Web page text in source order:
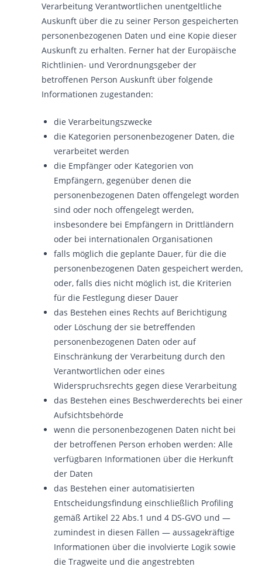
Verarbeitung Verantwortlichen unentgeltliche
Auskunft über die zu seiner Person gespeicherten
personenbezogenen Daten und eine Kopie dieser
Auskunft zu erhalten. Ferner hat der Europäische
Richtlinien- und Verordnungsgeber der
betroffenen Person Auskunft über folgende
Informationen zugestanden:
die Verarbeitungszwecke
die Kategorien personenbezogener Daten, die
verarbeitet werden
die Empfänger oder Kategorien von
Empfängern, gegenüber denen die
personenbezogenen Daten offengelegt worden
sind oder noch offengelegt werden,
insbesondere bei Empfängern in Drittländern
oder bei internationalen Organisationen
falls möglich die geplante Dauer, für die die
personenbezogenen Daten gespeichert werden,
oder, falls dies nicht möglich ist, die Kriterien
für die Festlegung dieser Dauer
das Bestehen eines Rechts auf Berichtigung
oder Löschung der sie betreffenden
personenbezogenen Daten oder auf
Einschränkung der Verarbeitung durch den
Verantwortlichen oder eines
Widerspruchsrechts gegen diese Verarbeitung
das Bestehen eines Beschwerderechts bei einer
Aufsichtsbehörde
wenn die personenbezogenen Daten nicht bei
der betroffenen Person erhoben werden: Alle
verfügbaren Informationen über die Herkunft
der Daten
das Bestehen einer automatisierten
Entscheidungsfindung einschließlich Profiling
gemäß Artikel 22 Abs.1 und 4 DS-GVO und —
zumindest in diesen Fällen — aussagekräftige
Informationen über die involvierte Logik sowie
die Tragweite und die angestrebten